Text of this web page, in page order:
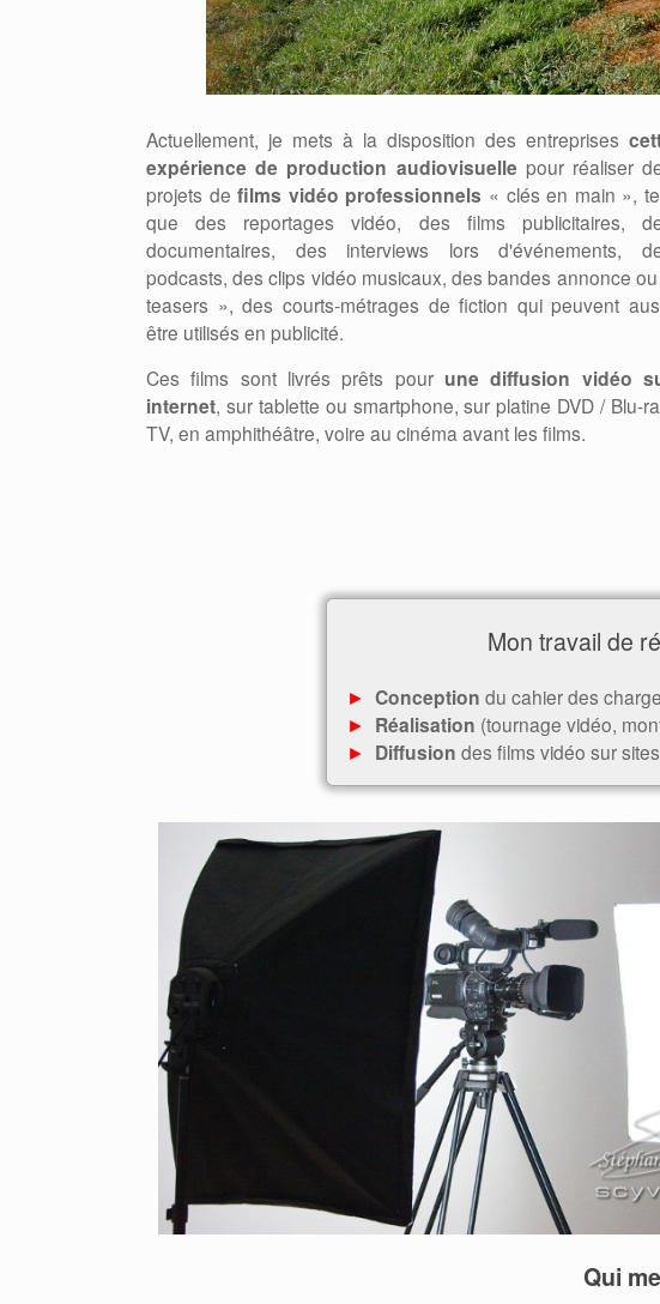
Actuellement, je mets à la disposition des entreprises
expérience de production audiovisuelle pour réaliser
projets defilms vidéo professionnels « clés en main »,
que des reportages vidéo, des films publicitaires,
documentaires, des interviews lors d'événements,
podcasts, des clips vidéo musicaux, des bandes annonce ou
teasers », des courts-métrages de fiction qui peuvent
être utilisés en publicité.
Ces films sont livrés prêts pour une diffusion vidéo
internet, sur tablette ou smartphone, sur platine DVD / Blu-
TV, en amphithéâtre, voire au cinéma avant les films.
Mon travail de
► Conception du cahier des
► Réalisation (tournage vidéo,
► Diffusion des films vidéo sur
Qui